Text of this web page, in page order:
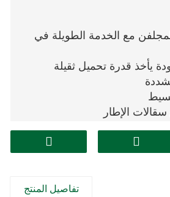
مع الخدمة الطويلة في
تفاصيل المنتج